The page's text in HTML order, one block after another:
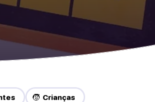
🧒 Crianças